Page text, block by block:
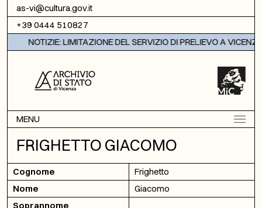
Vai al contenuto
as-vi@cultura.gov.it
+39 0444 510827
NOTIZIE: LIMITAZIONE DEL SERVIZIO DI PRELIEVO A VICENZA
MENU
FRIGHETTO GIACOMO
Cognome
Frighetto
Nome
Giacomo
Soprannome